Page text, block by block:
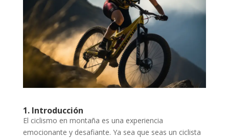
1. Introducción
El ciclismo en montaña es una experiencia
emocionante y desafiante. Ya sea que seas un ciclista